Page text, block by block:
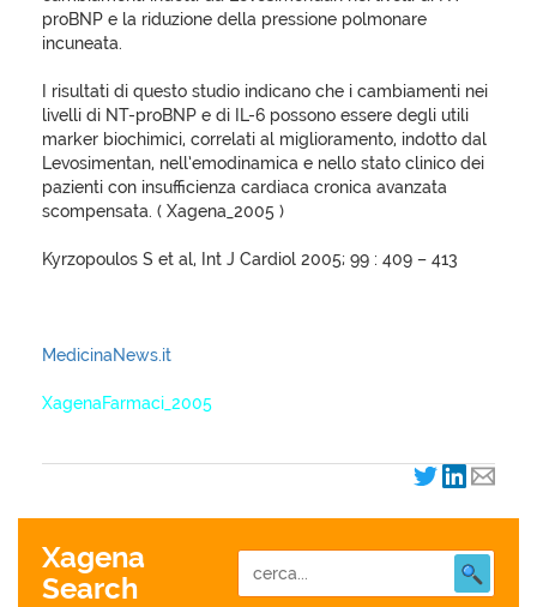
proBNP e la riduzione della pressione polmonare
incuneata.
I risultati di questo studio indicano che i cambiamenti nei
livelli di NT-proBNP e di IL-6 possono essere degli utili
marker biochimici, correlati al miglioramento, indotto dal
Levosimentan, nell’emodinamica e nello stato clinico dei
pazienti con insufficienza cardiaca cronica avanzata
scompensata. ( Xagena_2005 )
Kyrzopoulos S et al, Int J Cardiol 2005; 99 : 409 – 413
MedicinaNews.it
XagenaFarmaci_2005
Xagena
Search